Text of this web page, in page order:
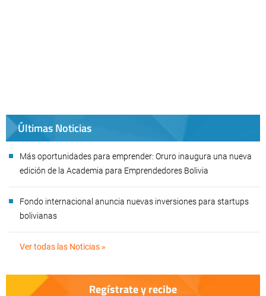
Últimas Noticias
Más oportunidades para emprender: Oruro inaugura una nueva
edición de la Academia para Emprendedores Bolivia
Fondo internacional anuncia nuevas inversiones para startups
bolivianas
Ver todas las Noticias »
Regístrate y recibe